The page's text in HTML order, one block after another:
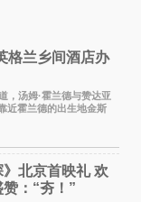
格兰乡间酒店办
汤姆·霍兰德与赞达亚
近霍兰德的出生地金斯
北京首映礼 欢
：“夯！”